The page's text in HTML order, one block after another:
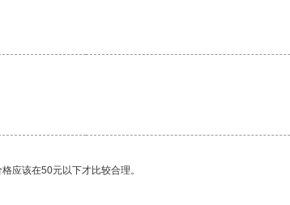
应该在50元以下才比较合理。